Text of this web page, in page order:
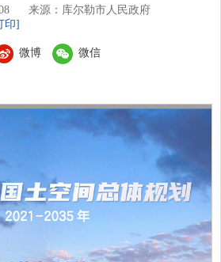
来源：库尔勒市人民政府
印]
微博 微信